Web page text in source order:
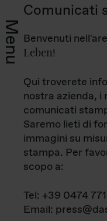
Menu
Comunicati
Benvenuti
Leben!
Qui troverete
nostra azienda,
comunicati
Saremo lieti di
immagini su
stampa. Per
scopo a:
Tel: +39 0474
Email: